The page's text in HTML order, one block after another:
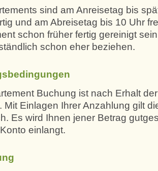
sind am Anreisetag bis
und am Abreisetag bis 10 Uhr
schon früher fertig gereinigt
schon eher beziehen.
Buchung ist nach Erhalt
Mit Einlagen Ihrer Anzahlung gilt
Es wird Ihnen jener Betrag
einlangt.